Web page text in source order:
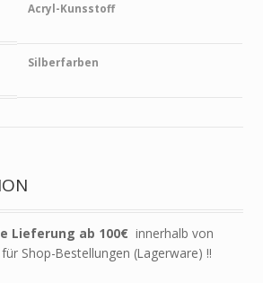
Acryl-Kunsstoff
Silberfarben
Lieferung ab 100€ innerhalb von
Shop-Bestellungen (Lagerware) !!